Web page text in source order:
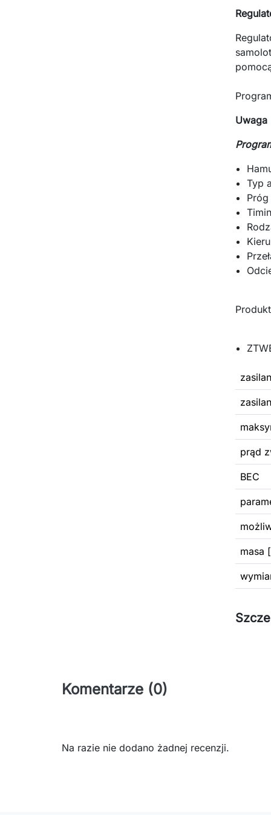
Uwaga
Typ
prąd
BEC
masa
Komentarze (0)
Na razie nie dodano żadnej recenzji.